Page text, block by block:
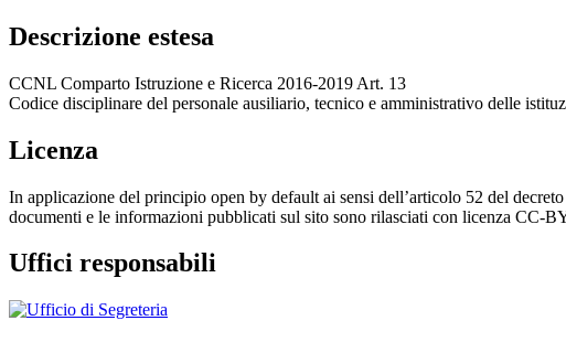
Descrizione estesa
CCNL Comparto Istruzione e Ricerca 2016-2019 Art. 13
Codice disciplinare del personale ausiliario, tecnico e amministrativo delle
Licenza
In applicazione del principio open by default ai sensi dell’articolo 52 del
documenti e le informazioni pubblicati sul sito sono rilasciati con licenza CC-
Uffici responsabili